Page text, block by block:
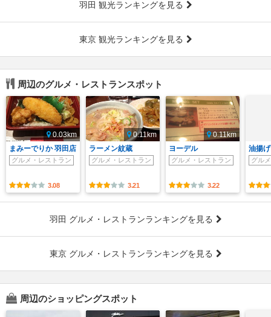
羽田 観光ランキングを見る
東京 観光ランキングを見る
周辺のグルメ・レストランスポット
0.03km
まみーでりか 羽田店
グルメ・レストラン
3.08
0.11km
ラーメン紋蔵
グルメ・レストラン
3.21
0.11km
ヨーデル
グルメ・レストラン
3.22
油揚げ
グル
羽田 グルメ・レストランランキングを見る
東京 グルメ・レストランランキングを見る
周辺のショッピングスポット